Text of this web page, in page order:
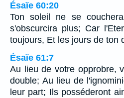
Ésaïe 60:20
Ton soleil ne se
s'obscurcira plus; Car
toujours, Et les jours de ton
Ésaïe 61:7
Au lieu de votre opprobre,
double; Au lieu de
leur part; Ils posséderont